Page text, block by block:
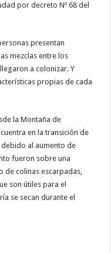
por decreto Nº 68 del
presentan
mezclas entre los
a colonizar. Y
propias de cada
la Montaña de
en la transición de
debido al aumento de
fueron sobre una
de colinas escarpadas,
son útiles para el
se secan durante el